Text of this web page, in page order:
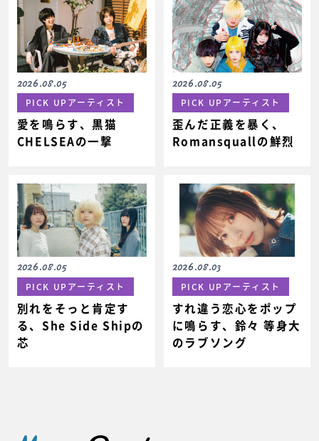
2026.08.05
PICK UPアーティスト
愛を鳴らす、黒猫
CHELSEAの一撃
2026.08.05
PICK UPアーティスト
歪んだ正義を暴く、
Romansquallの鮮烈
2026.08.05
PICK UPアーティスト
別れをそっと肯定す
る、She Side Shipの
芯
2026.08.03
PICK UPアーティスト
すれ違う恋心をポップ
に鳴らす、鈴々 等身大
のラブソング